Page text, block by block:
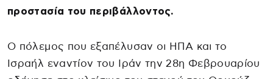
προστασία του περιβάλλοντος.
Ο πόλεμος που εξαπέλυσαν οι ΗΠΑ και το
Ισραήλ εναντίον του Ιράν την 28η Φεβρουαρίου